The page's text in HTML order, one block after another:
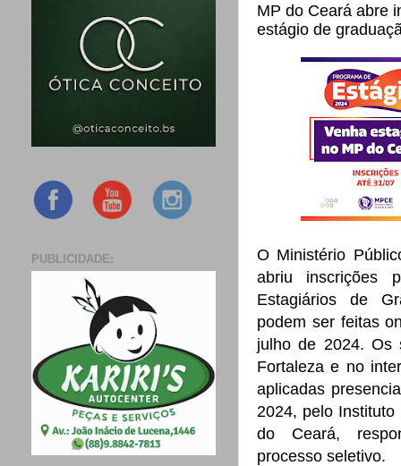
MP do Ceará abre
estágio de
O Ministério
abriu inscrições
Estagiários de
podem ser feitas
julho de 2024. Os
Fortaleza e no
aplicadas
2024, pelo
do Ceará,
processo seletivo.
PUBLICIDADE: